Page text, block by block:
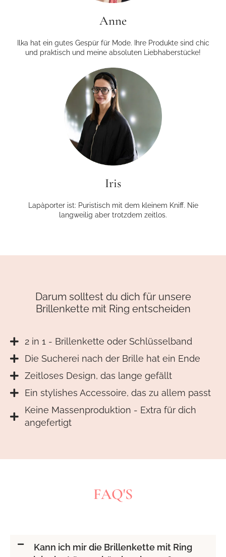
Anne
Ilka hat ein gutes Gespür für Mode. Ihre Produkte sind chic
und praktisch und meine absoluten Liebhaberstücke!
Iris
Lapàporter ist: Puristisch mit dem kleinem Kniff. Nie
langweilig aber trotzdem zeitlos.
Darum solltest du dich für unsere
Brillenkette mit Ring entscheiden
2 in 1 - Brillenkette oder Schlüsselband
Die Sucherei nach der Brille hat ein Ende
Zeitloses Design, das lange gefällt
Ein stylishes Accessoire, das zu allem passt
Keine Massenproduktion - Extra für dich
angefertigt
FAQ'S
Kann ich mir die Brillenkette mit Ring